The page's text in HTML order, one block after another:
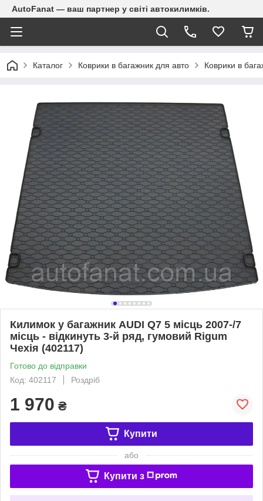
AutoFanat — ваш партнер у світі автокилимків.
Каталог Коврики в багажник для авто Коврики в
Килимок у багажник AUDI Q7 5 місць 2007-/7
місць - відкинуть 3-й ряд, гумовий Rigum
Чехія (402117)
Готово до відправки
Код: 402117
Роздріб
1 970 ₴
Купити
або
Купити з